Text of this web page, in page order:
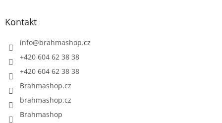
Kontakt
info@brahmashop.cz
+420 604 62 38 38
+420 604 62 38 38
Brahmashop.cz
brahmashop.cz
Brahmashop